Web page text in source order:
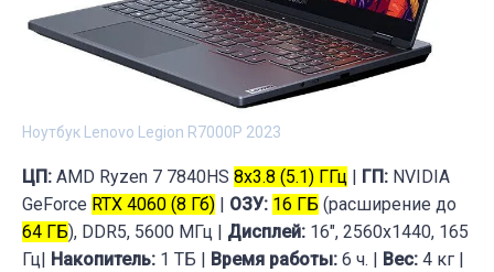
Ноутбук Lenovo Legion R7000P 2023
ЦП: AMD Ryzen 7 7840HS 8x3.8 (5.1) ГГц ГП: NVIDIA
GeForce RTX 4060 (8 Гб) ОЗУ: 16 ГБ (расширение до
64 ГБ), DDR5, 5600 МГц | Дисплей: 16", 2560x1440, 165
Гц|
Накопитель: 1 ТБ | Время работы: 6 ч. | Вес: 4 кг |